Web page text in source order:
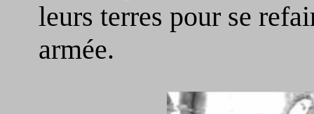
leurs terres pour se
armée.